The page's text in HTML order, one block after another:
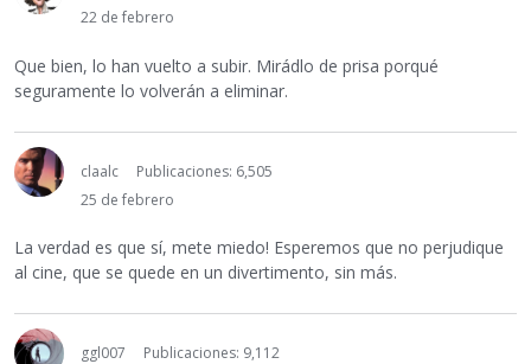
22 de febrero
Que bien, lo han vuelto a subir. Mirádlo de prisa porqué
seguramente lo volverán a eliminar.
claalc
Publicaciones: 6,505
25 de febrero
La verdad es que sí, mete miedo! Esperemos que no perjudique
al cine, que se quede en un divertimento, sin más.
ggl007
Publicaciones: 9,112